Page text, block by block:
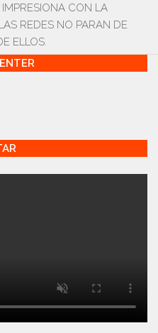
CON LA
REDES NO PARAN DE
ELLOS.